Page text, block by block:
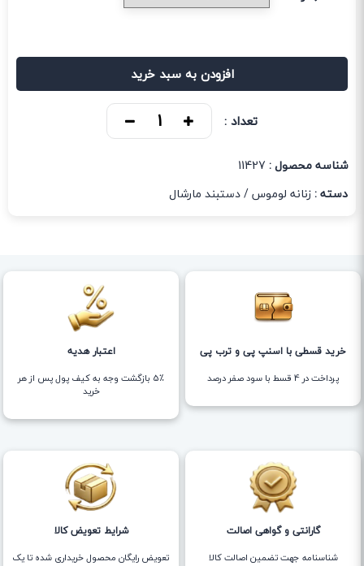
افزودن به سبد خرید
تعداد :
شناسه محصول : 11427
دسته :زنانه لوموس/دستبند مارشال
خرید قسطی با اسنپ پی و ترب پی
پرداخت در 4 قسط با سود صفر درصد
اعتبار هدیه
5٪ بازگشت وجه به کیف پول پس از هر
خرید
گارانتی و گواهی اصالت
شناسنامه جهت تضمین اصالت کالا
شرایط تعویض کالا
تعویض رایگان محصول خریداری شده تا یک